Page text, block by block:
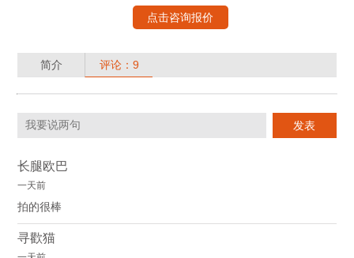
点击咨询报价
简介 评论：9
长腿欧巴
一天前
拍的很棒
寻歡猫